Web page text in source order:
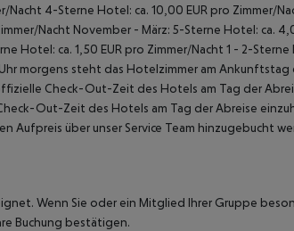
Nacht 4-Sterne Hotel: ca. 10,00 EUR pro Zimmer/
Nacht November - März: 5-Sterne Hotel: ca.
Hotel: ca. 1,50 EUR pro Zimmer/Nacht 1 - 2-Sterne
morgens steht das Hotelzimmer am
Check-Out-Zeit des Hotels am Tag der
Out-Zeit des Hotels am Tag der Abreise
über unser Service Team hinzugebucht
Wenn Sie oder ein Mitglied Ihrer Gruppe
Buchung bestätigen.